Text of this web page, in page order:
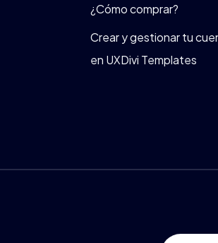
¿Cómo comprar?
Crear y gestionar tu
en UXDivi Templates